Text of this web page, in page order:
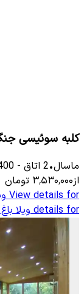
کلبه سوئیسی
ماسال•
2 اتاق -
از۳٬۵۳۰٬۰۰۰ تومان
View details for
details for ویلا